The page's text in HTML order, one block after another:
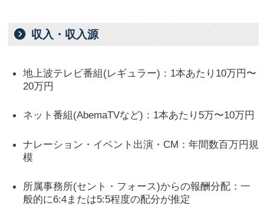
収入・収入源
地上波テレビ番組(レギュラー)： 1本あたり 10万円〜
20万円
ネット 番組(AbemaTVなど)： 1本あたり 5万〜10万円
ナレーション・ イベント 出演・ CM： 年間数百万円規
模
所属事務所(セント・ フォース)からの報酬分配： 一
般的に6:4 または5:5程度の配分が推定